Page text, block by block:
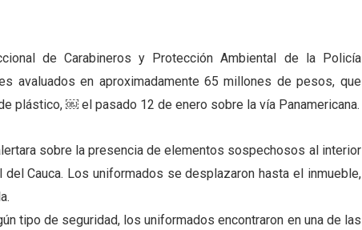
de Carabineros y Protección Ambiental de la Policía
avaluados en aproximadamente 65 millones de pesos, que
plástico, ￼ el pasado 12 de enero sobre la vía Panamericana.
sobre la presencia de elementos sospechosos al interior
Cauca. Los uniformados se desplazaron hasta el inmueble,
tipo de seguridad, los uniformados encontraron en una de las